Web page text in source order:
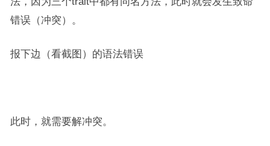
错误（冲突）。
报下边（看截图）的语法错误
此时，就需要解冲突。